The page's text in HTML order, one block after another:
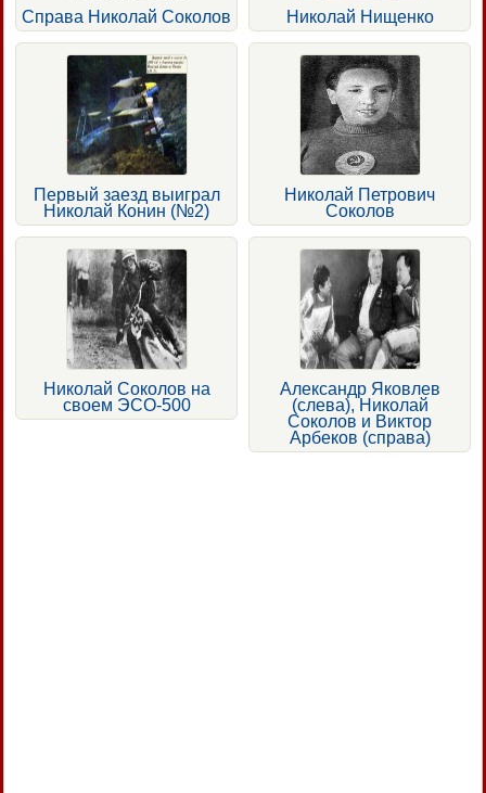
Справа Николай Соколов Николай Нищенко
Первый заезд выиграл
Николай Конин (№2)
Николай Петрович
Соколов
Николай Соколов на
своем ЭСО-500
Александр Яковлев
(слева), Николай
Соколов и Виктор
Арбеков (справа)